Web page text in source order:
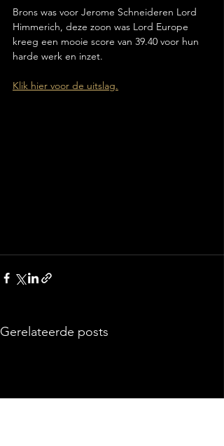
Brons was voor Jerome Schneideren Lord
Himmerich, deze zoon was Lord Europe
kreeg een mooie score van 39.40 voor hun
harde werk en inzet.
Klik hier voor de uitslag.
Gerelateerde posts